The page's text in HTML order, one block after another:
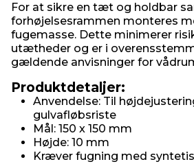
For at sikre en tæt og holdbar
forhøjelsesrammen monteres
fugemasse. Dette minimerer
utætheder og er i
gældende anvisninger for
Produktdetaljer:
Anvendelse: Til
gulvafløbsriste
Mål: 150 x 150 mm
Højde: 10 mm
Kræver fugning med